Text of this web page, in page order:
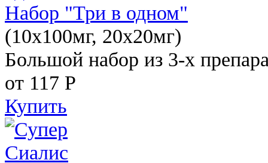
Набор "Три в одном"
(10x100мг, 20x20мг)
Большой набор из 3-х
от 117 Р
Купить